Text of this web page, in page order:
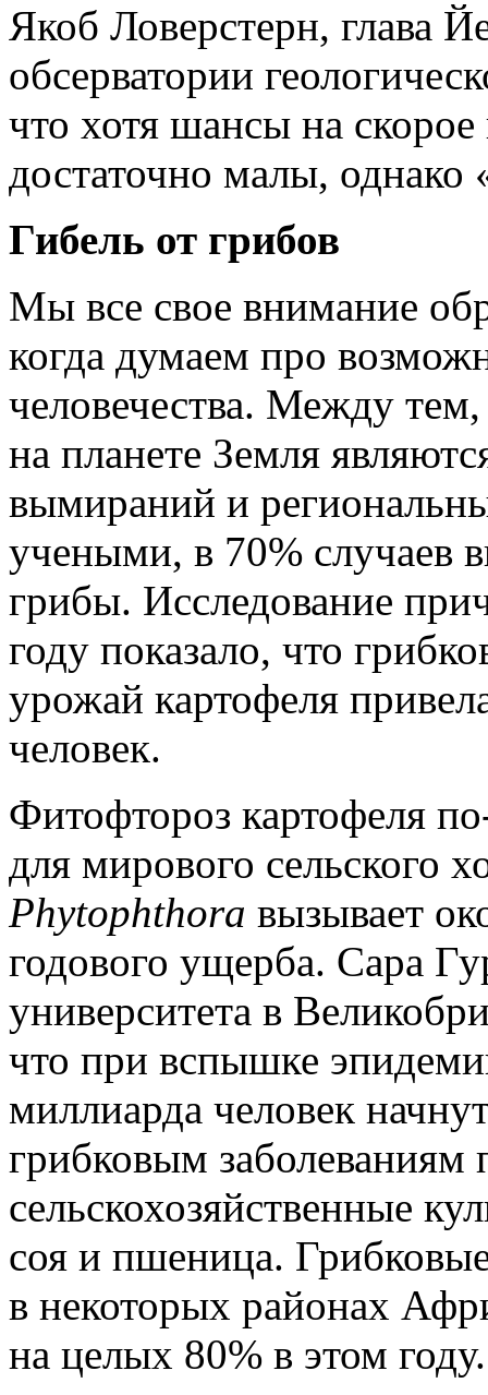
Якоб Ловерстерн, глава
обсерватории
что хотя шансы на скорое
достаточно малы, однако
Гибель от грибов
Мы все свое внимание
когда думаем про
человечества. Между
на планете Земля
вымираний и
учеными, в 70% случаев
грибы. Исследование
году показало, что
урожай картофеля
человек.
Фитофтороз картофеля
для мирового сельского
Phytophthora вызывает
годового ущерба. Сара
университета в
что при вспышке
миллиарда человек
грибковым
сельскохозяйственные
соя и пшеница.
в некоторых районах
на целых 80% в этом году.